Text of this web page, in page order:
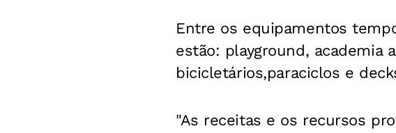
Entre os equipamentos
estão: playground, academia
bicicletários,paraciclos e
"As receitas e os recursos